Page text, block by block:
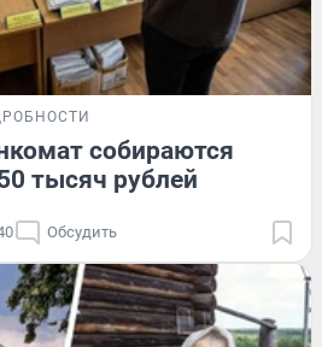
собираются
тысяч рублей
Обсудить